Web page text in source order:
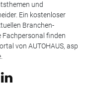
und
Ein kostenloser
Branchen-
Fachpersonal finden
von AUTOHAUS, asp